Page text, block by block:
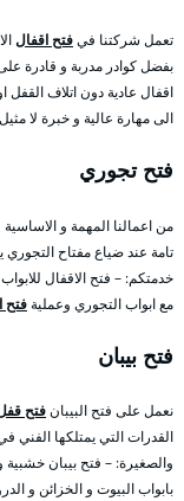
تعمل شركتنا فيفتح اقفال
بفضل كوادر مدربة و قادرة
اقفال عادية دون اتلاف
الى مهارة عالية و خبرة لا
فتح تجوري
من اعمالنا المهمة و
تامة عند ضياع مفتاح
خدمتكم: – فتح الاقفال
مع ابواب التجوري وعمليةفتح
فتح بيبان
نعمل على فتح البيبانفتح
القدرات التي يمتلكها الفني
والصغيرة: – فتح بيبان خشبية
بابواب البيوت و الخزائن و